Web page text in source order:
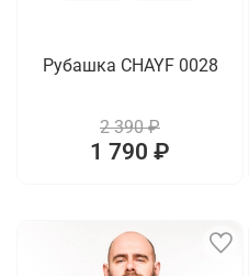
Рубашка CHAYF 0028
2 390 ₽
1 790 ₽